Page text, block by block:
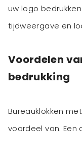
uw logo
Voordelen
bedrukking
Bureauklokken